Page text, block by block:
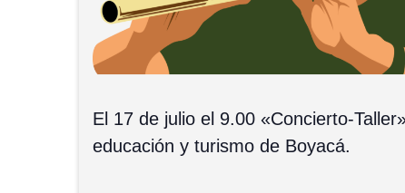
El 17 de julio el 9.00 «Concierto-
educación y turismo de Boyacá.